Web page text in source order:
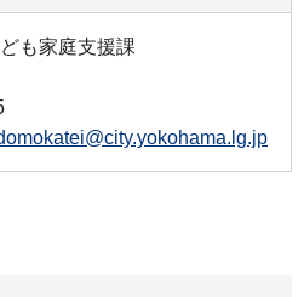
も家庭支援課